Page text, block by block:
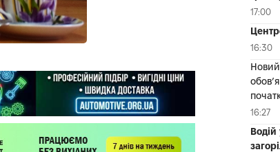
17:00
16:30
Новий
16:27
Водій